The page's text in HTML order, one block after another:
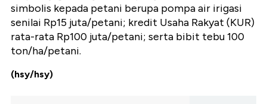
simbolis kepada petani berupa pompa air irigasi
senilai Rp15 juta/petani; kredit Usaha Rakyat (KUR)
rata-rata Rp100 juta/petani; serta bibit tebu 100
ton/ha/petani.
(hsy/hsy)